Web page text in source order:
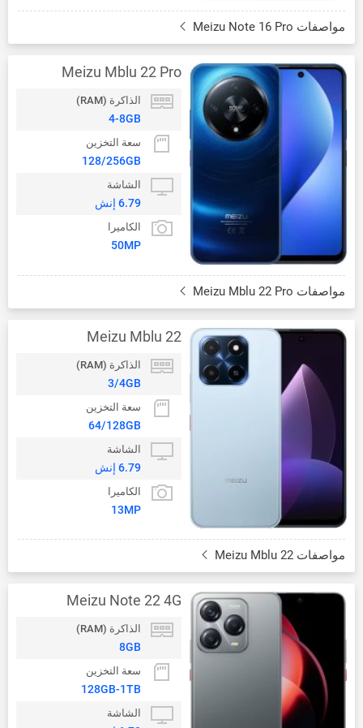
مواصفات Meizu Note 16 Pro
Meizu Mblu 22 Pro
الذاكرة (RAM)
4-8GB
سعة التخزين
128/256GB
الشاشة
6.79 إنش
الكاميرا
50MP
مواصفات Meizu Mblu 22 Pro
Meizu Mblu 22
الذاكرة (RAM)
3/4GB
سعة التخزين
64/128GB
الشاشة
6.79 إنش
الكاميرا
13MP
مواصفات Meizu Mblu 22
Meizu Note 22 4G
الذاكرة (RAM)
8GB
سعة التخزين
128GB-1TB
الشاشة